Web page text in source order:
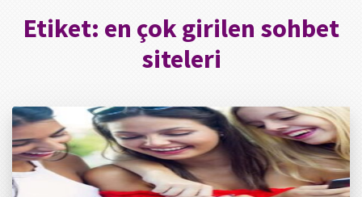
Etiket: en çok girilen sohbet
siteleri